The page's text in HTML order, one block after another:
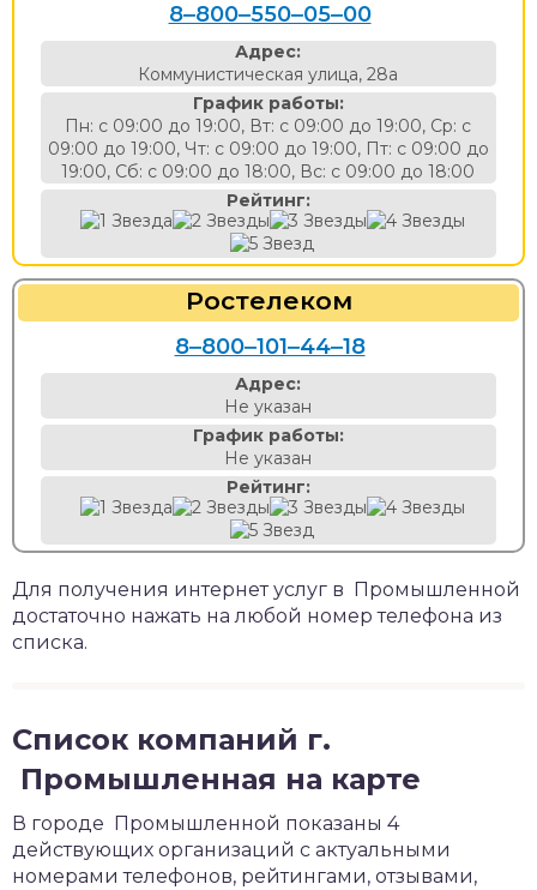
8‒800‒550‒05‒00
Адрес:
Коммунистическая улица, 28а
График работы:
Пн: с 09:00 до 19:00, Вт: с 09:00 до 19:00, Ср: с
09:00 до 19:00, Чт: с 09:00 до 19:00, Пт: с 09:00 до
19:00, Сб: с 09:00 до 18:00, Вс: с 09:00 до 18:00
Рейтинг:
Ростелеком
8‒800‒101‒44‒18
Адрес:
Не указан
График работы:
Не указан
Рейтинг:
Для получения интернет услуг в Промышленной
достаточно нажать на любой номер телефона из
списка.
Список компаний г.
Промышленная на карте
В городе Промышленной показаны 4
действующих организаций с актуальными
номерами телефонов, рейтингами, отзывами,